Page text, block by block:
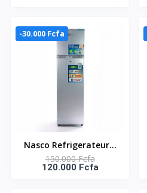
-30.000 Fcfa
Nasco Refrigerateur 2
Battants 166 L -
Knasf2-340s - Gris
150.000 Fcfa
120.000 Fcfa